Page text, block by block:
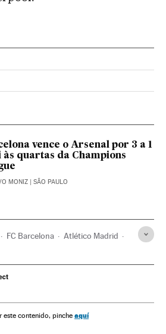
en Instagram
Brasil en Twitter
País Brasil en Facebook
vence o Arsenal por 3 a 1
às quartas da Champions
MONIZ | SÃO PAULO
FC Barcelona Atlético Madrid
este contenido, pinche aquí